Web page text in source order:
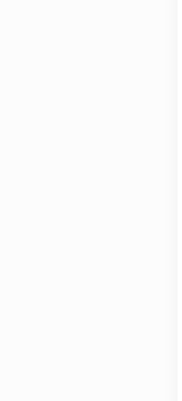
telegra.ph/
пиротехника
qoyildi-12-
бўлиб ўтди.
гвардия Жамоат
раҳбарининг
юзасидан,
/ / Миллий
волейбол
хавфсизлиги
ва
"Объектларни
/ / Муборак